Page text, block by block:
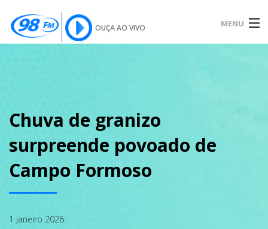
OUÇA AO VIVO MENU
SOBRE
NOTÍCIAS
Chuva de granizo
surpreende povoado de
Campo Formoso
1 janeiro 2026